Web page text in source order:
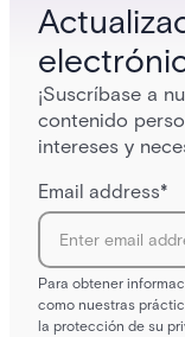
¡Suscríbase a
contenido
intereses y
Email address*
Para obtener
como nuestras
la protección de su